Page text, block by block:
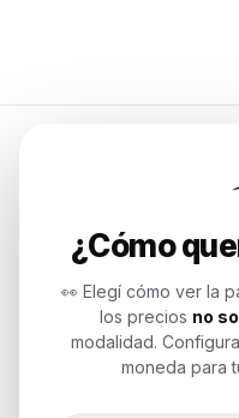
¿Cómo
👀 Elegí cómo ver la
los precios no
modalidad.
moneda para